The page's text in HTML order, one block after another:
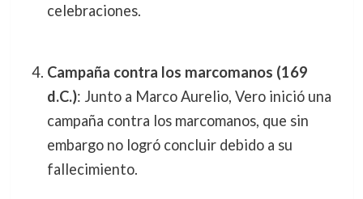
celebraciones.
Campaña contra los marcomanos (169
d.C.): Junto a Marco Aurelio, Vero inició una
campaña contra los marcomanos, que sin
embargo no logró concluir debido a su
fallecimiento.